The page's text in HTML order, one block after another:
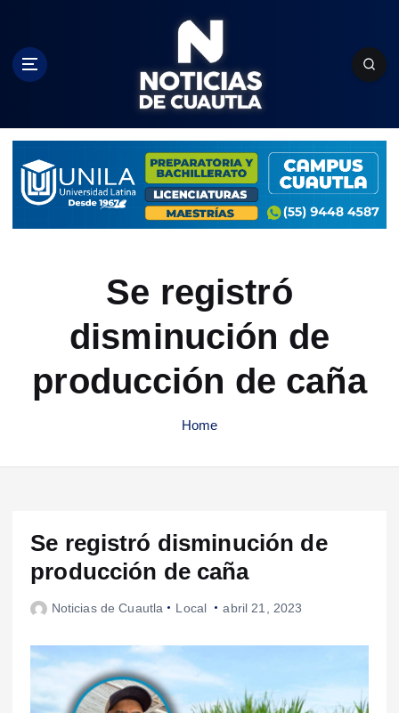
c
Se registró
disminución de
producción de caña
Home
Se registró disminución de
producción de caña
Noticias de Cuautla Local abril 21, 2023